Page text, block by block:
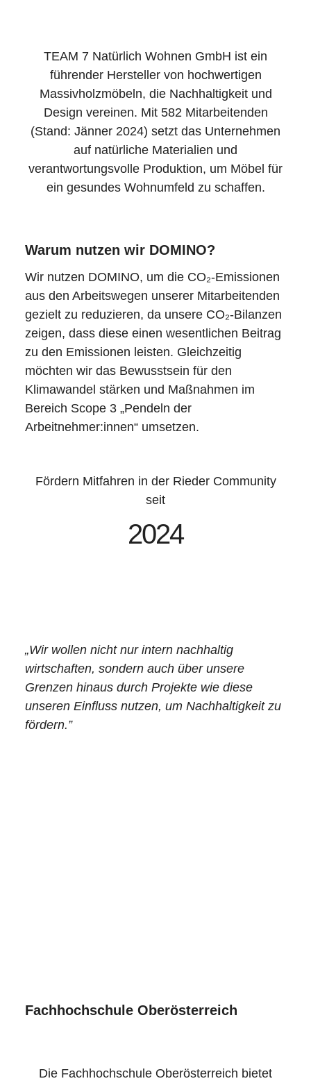
TEAM 7 Natürlich Wohnen GmbH ist ein
führender Hersteller von hochwertigen
Massivholzmöbeln, die Nachhaltigkeit und
Design vereinen. Mit 582 Mitarbeitenden
(Stand: Jänner 2024) setzt das Unternehmen
auf natürliche Materialien und
verantwortungsvolle Produktion, um Möbel für
ein gesundes Wohnumfeld zu schaffen.
Fördern Mitfahren in der Rieder Community
seit
2024
Warum nutzen wir DOMINO?
Wir nutzen DOMINO, um die CO₂-Emissionen
aus den Arbeitswegen unserer Mitarbeitenden
gezielt zu reduzieren, da unsere CO₂-Bilanzen
zeigen, dass diese einen wesentlichen Beitrag
zu den Emissionen leisten. Gleichzeitig
möchten wir das Bewusstsein für den
Klimawandel stärken und Maßnahmen im
Bereich Scope 3 „Pendeln der
Arbeitnehmer:innen“ umsetzen.
„Wir wollen nicht nur intern nachhaltig
wirtschaften, sondern auch über unsere
Grenzen hinaus durch Projekte wie diese
unseren Einfluss nutzen, um Nachhaltigkeit zu
fördern.”
Fachhochschule Oberösterreich
Die Fachhochschule Oberösterreich bietet